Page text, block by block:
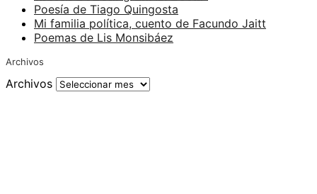
Poesía de Tiago Quingosta
Mi familia política, cuento de Facundo Jaitt
Poemas de Lis Monsibáez
Archivos
Archivos